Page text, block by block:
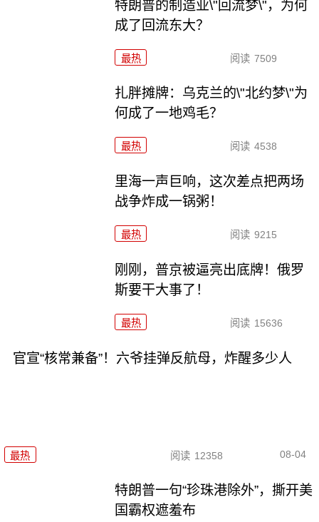
特朗普的制造业\"回流梦\"，为何
成了回流东大？
最热 阅读 7509
扎胖摊牌：乌克兰的\"北约梦\"为
何成了一地鸡毛？
最热 阅读 4538
里海一声巨响，这次差点把两场
战争炸成一锅粥！
最热 阅读 9215
刚刚，普京被逼亮出底牌！俄罗
斯要干大事了！
最热 阅读 15636
官宣“核常兼备”！六爷挂弹反航母，炸醒多少人
最热 阅读 12358 08-04
特朗普一句“珍珠港除外”，撕开美
国霸权遮羞布